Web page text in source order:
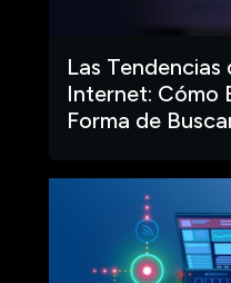
Las Tendencias
Internet: Cómo
Forma de